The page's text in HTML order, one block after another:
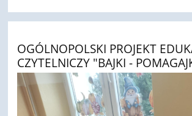
OGÓLNOPOLSKI PROJEKT
CZYTELNICZY "BAJKI -